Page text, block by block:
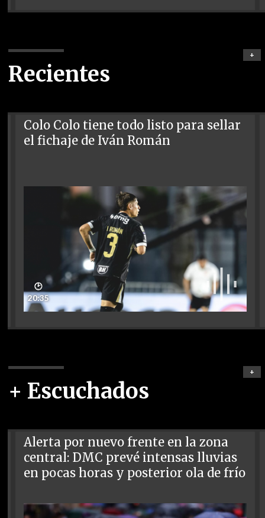
Recientes
+
Colo Colo tiene todo listo para sellar
el fichaje de Iván Román
🕑
20:35
+ Escuchados
+
Alerta por nuevo frente en la zona
central: DMC prevé intensas lluvias
en pocas horas y posterior ola de frío